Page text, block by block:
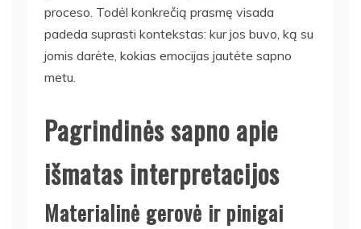
proceso. Todėl konkrečią prasmę visada
padeda suprasti kontekstas: kur jos buvo, ką su
jomis darėte, kokias emocijas jautėte sapno
metu.
Pagrindinės sapno apie
išmatas interpretacijos
Materialinė gerovė ir pinigai